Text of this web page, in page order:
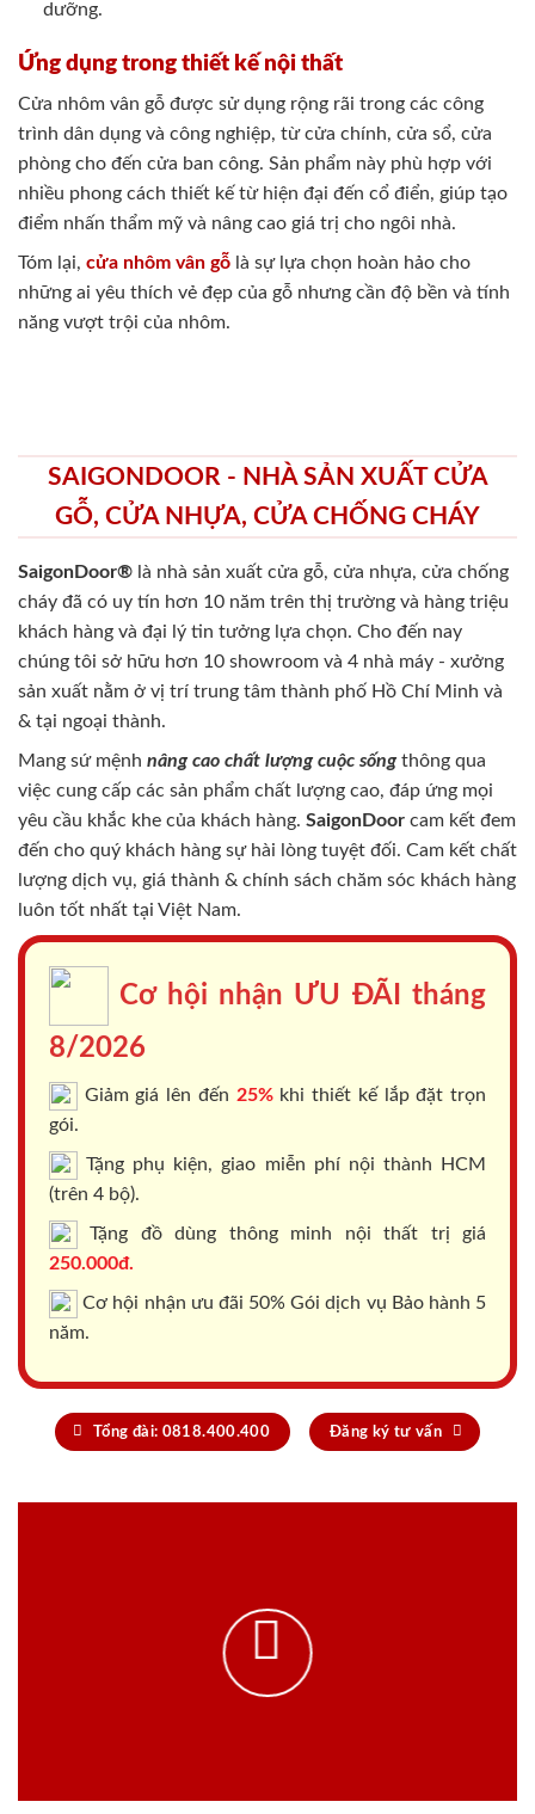
dưỡng.
Ứng dụng trong thiết kế nội thất
Cửa nhôm vân gỗ được sử dụng rộng rãi trong các công
trình dân dụng và công nghiệp, từ cửa chính, cửa sổ, cửa
phòng cho đến cửa ban công. Sản phẩm này phù hợp với
nhiều phong cách thiết kế từ hiện đại đến cổ điển, giúp tạo
điểm nhấn thẩm mỹ và nâng cao giá trị cho ngôi nhà.
Tóm lại, cửa nhôm vân gỗ là sự lựa chọn hoàn hảo cho
những ai yêu thích vẻ đẹp của gỗ nhưng cần độ bền và tính
năng vượt trội của nhôm.
SAIGONDOOR - NHÀ SẢN XUẤT CỬA
GỖ, CỬA NHỰA, CỬA CHỐNG CHÁY
SaigonDoor® là nhà sản xuất cửa gỗ, cửa nhựa, cửa chống
cháy đã có uy tín hơn 10 năm trên thị trường và hàng triệu
khách hàng và đại lý tin tưởng lựa chọn. Cho đến nay
chúng tôi sở hữu hơn 10 showroom và 4 nhà máy - xưởng
sản xuất nằm ở vị trí trung tâm thành phố Hồ Chí Minh và
& tại ngoại thành.
Mang sứ mệnh nâng cao chất lượng cuộc sốngthông qua
việc cung cấp các sản phẩm chất lượng cao, đáp ứng mọi
yêu cầu khắc khe của khách hàng. SaigonDoor cam kết đem
đến cho quý khách hàng sự hài lòng tuyệt đối. Cam kết chất
lượng dịch vụ, giá thành & chính sách chăm sóc khách hàng
luôn tốt nhất tại Việt Nam.
Cơ hội nhận ƯU ĐÃI tháng
8/2026
Giảm giá lên đến 25%khi thiết kế lắp đặt trọn
gói.
Tặng phụ kiện, giao miễn phí nội thành HCM
(trên 4 bộ).
Tặng đồ dùng thông minh nội thất trị giá
250.000đ.
Cơ hội nhận ưu đãi 50% Gói dịch vụ Bảo hành 5
năm.
Tổng đài: 0818.400.400 Đăng ký tư vấn